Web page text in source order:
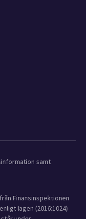
samt
Finansinspektionen
lagen (2016:1024)